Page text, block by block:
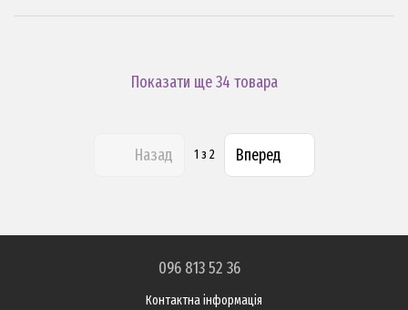
Показати ще 34 товара
Назад 1 з 2 Вперед
096 813 52 36
Контактна інформація